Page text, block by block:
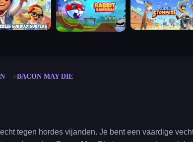
BACON MAY DIE
tegen hordes vijanden. Je bent een vaardige